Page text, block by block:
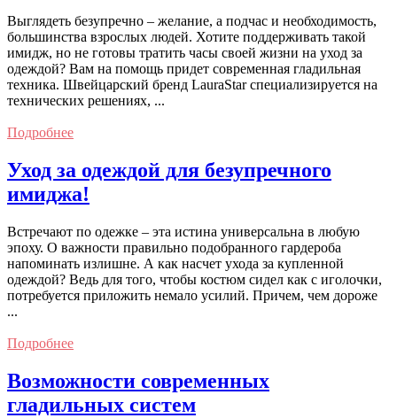
Выглядеть безупречно – желание, а подчас и необходимость,
большинства взрослых людей. Хотите поддерживать такой
имидж, но не готовы тратить часы своей жизни на уход за
одеждой? Вам на помощь придет современная гладильная
техника. Швейцарский бренд LauraStar специализируется на
технических решениях, ...
Подробнее
Уход за одеждой для безупречного
имиджа!
Встречают по одежке – эта истина универсальна в любую
эпоху. О важности правильно подобранного гардероба
напоминать излишне. А как насчет ухода за купленной
одеждой? Ведь для того, чтобы костюм сидел как с иголочки,
потребуется приложить немало усилий. Причем, чем дороже
...
Подробнее
Возможности современных
гладильных систем